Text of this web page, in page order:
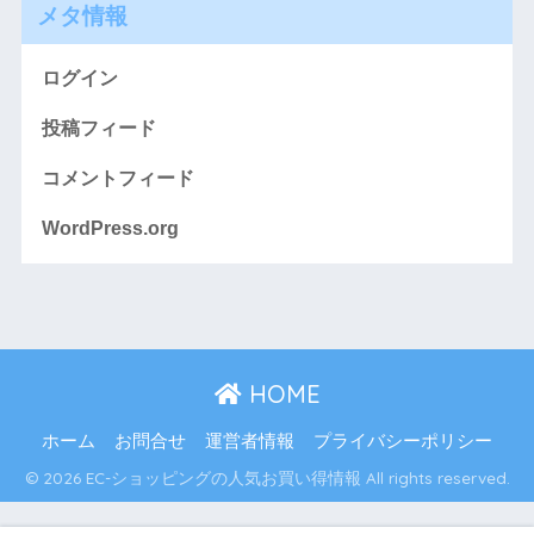
メタ情報
ログイン
投稿フィード
コメントフィード
WordPress.org
HOME
ホーム お問合せ 運営者情報 プライバシーポリシー
© 2026 EC-ショッピングの人気お買い得情報 All rights reserved.